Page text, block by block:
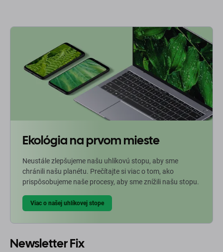
Ekológia na prvom mieste
Neustále zlepšujeme našu uhlíkovú stopu, aby sme
chránili našu planétu. Prečítajte si viac o tom, ako
prispôsobujeme naše procesy, aby sme znížili našu stopu.
Viac o našej uhlíkovej stope
Newsletter Fix